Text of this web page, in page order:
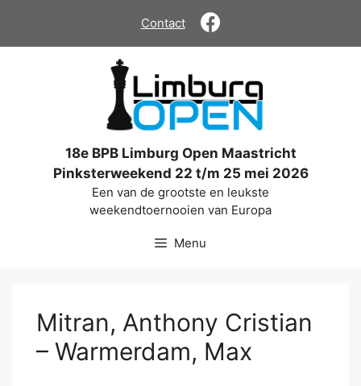
de
Contact
18e BPB Limburg Open Maastricht
Pinksterweekend 22 t/m 25 mei 2026
Een van de grootste en leukste
weekendtoernooien van Europa
Menu
Mitran, Anthony Cristian
– Warmerdam, Max